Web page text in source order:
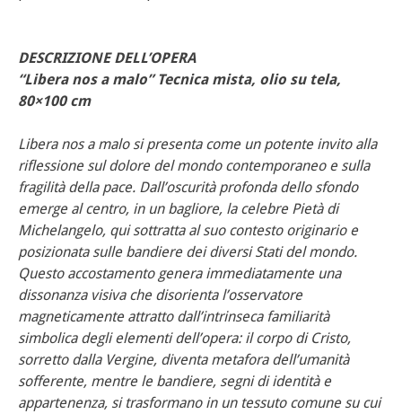
DESCRIZIONE DELL’OPERA
“Libera nos a malo” Tecnica mista, olio su tela,
80×100 cm
Libera nos a malo si presenta come un potente invito alla
riflessione sul dolore del mondo contemporaneo e sulla
fragilità della pace. Dall’oscurità profonda dello sfondo
emerge al centro, in un bagliore, la celebre Pietà di
Michelangelo, qui sottratta al suo contesto originario e
posizionata sulle bandiere dei diversi Stati del mondo.
Questo accostamento genera immediatamente una
dissonanza visiva che disorienta l’osservatore
magneticamente attratto dall’intrinseca familiarità
simbolica degli elementi dell’opera: il corpo di Cristo,
sorretto dalla Vergine, diventa metafora dell’umanità
sofferente, mentre le bandiere, segni di identità e
appartenenza, si trasformano in un tessuto comune su cui